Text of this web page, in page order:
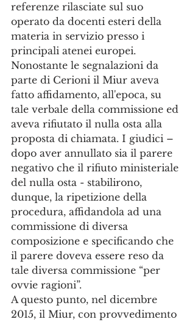
referenze rilasciate sul suo
operato da docenti esteri della
materia in servizio presso i
principali atenei europei.
Nonostante le segnalazioni da
parte di Cerioni il Miur aveva
fatto affidamento, all'epoca, su
tale verbale della commissione ed
aveva rifiutato il nulla osta alla
proposta di chiamata. I giudici –
dopo aver annullato sia il parere
negativo che il rifiuto ministeriale
del nulla osta - stabilirono,
dunque, la ripetizione della
procedura, affidandola ad una
commissione di diversa
composizione e specificando che
il parere doveva essere reso da
tale diversa commissione “per
ovvie ragioni”.
A questo punto, nel dicembre
2015, il Miur, con provvedimento